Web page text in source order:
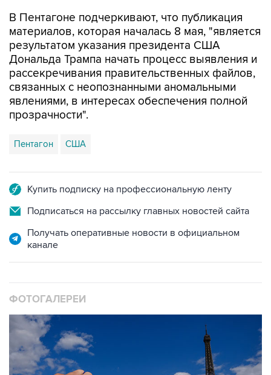
В Пентагоне подчеркивают, что публикация
материалов, которая началась 8 мая, "является
результатом указания президента США
Дональда Трампа начать процесс выявления и
рассекречивания правительственных файлов,
связанных с неопознанными аномальными
явлениями, в интересах обеспечения полной
прозрачности".
Пентагон США
Купить подписку на профессиональную ленту
Подписаться на рассылку главных новостей сайта
Получать оперативные новости в официальном
канале
ФОТОГАЛЕРЕИ